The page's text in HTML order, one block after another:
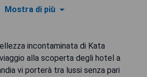
Mostra di più
incontaminata di Kata
alla scoperta degli hotel a
vi porterà tra lussi senza pari